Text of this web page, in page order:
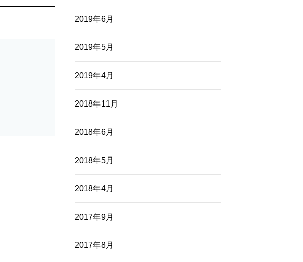
2019年6月
2019年5月
2019年4月
2018年11月
2018年6月
2018年5月
2018年4月
2017年9月
2017年8月